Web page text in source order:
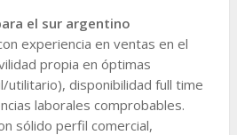
el sur argentino
experiencia en ventas en el
propia en óptimas
utilitario), disponibilidad full time
laborales comprobables.
sólido perfil comercial,